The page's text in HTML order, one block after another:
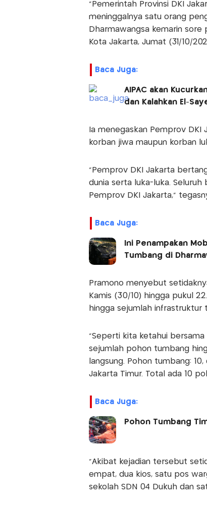
"Pemerintah Provinsi DKI
meninggalnya satu orang
Dharmawangsa kemarin sore
Kota Jakarta, Jumat (31/10/
Baca Juga:
AIPAC akan
dan Kalahkan El-
Ia menegaskan Pemprov
korban jiwa maupun korban
"Pemprov DKI Jakarta
dunia serta luka-luka.
Pemprov DKI Jakarta,"
Baca Juga:
Ini Penampakan
Tumbang di
Pramono menyebut
Kamis (30/10) hingga pukul
hingga sejumlah infrastruktur
"Seperti kita ketahui
sejumlah pohon tumbang
langsung. Pohon tumbang:
Jakarta Timur. Total ada 10
Baca Juga:
Pohon Tumbang
"Akibat kejadian tersebut
empat, dua kios, satu pos
sekolah SDN 04 Dukuh dan